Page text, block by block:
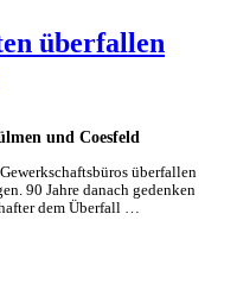
und Coesfeld
überfallen
überfallen
90 Jahre danach gedenken
dem Überfall …